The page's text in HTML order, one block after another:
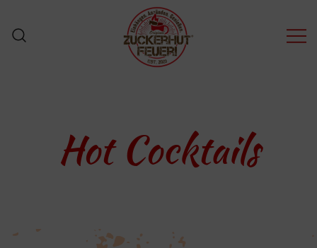
Inhalt
Hot Cocktails